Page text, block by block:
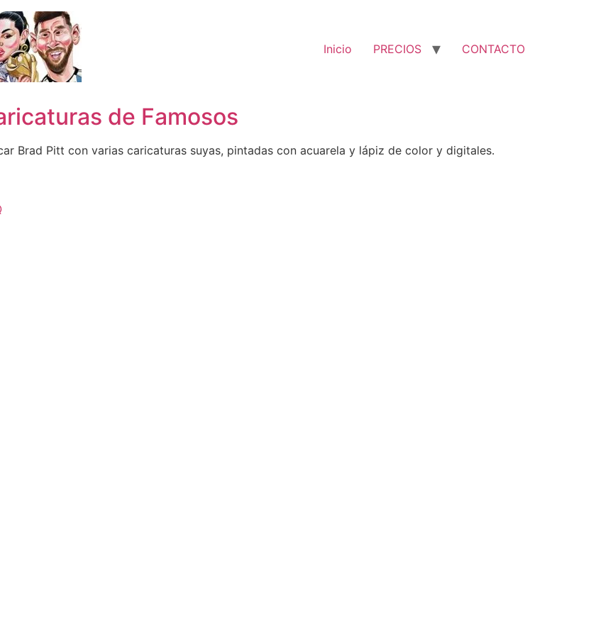
Inicio PRECIOS CONTACTO
de Famosos
Brad Pitt con varias caricaturas suyas, pintadas con acuarela y lápiz de color y digitales.